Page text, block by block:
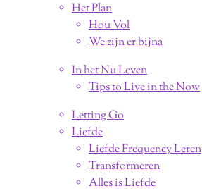
Het Plan
Hou Vol
We zijn er bijna
In het Nu Leven
Tips to Live in the Now
Letting Go
Liefde
Liefde Frequency Leren
Transformeren
Alles is Liefde